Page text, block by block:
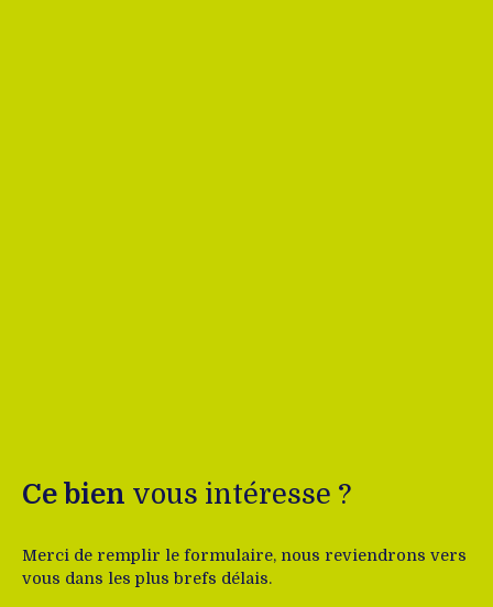
Ce bien vous intéresse ?
Merci de remplir le formulaire, nous reviendrons vers
vous dans les plus brefs délais.